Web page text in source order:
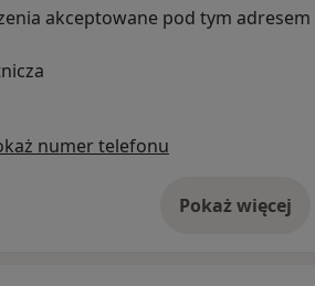
akceptowane pod tym adresem
numer telefonu
Pokaż więcej
o adresie